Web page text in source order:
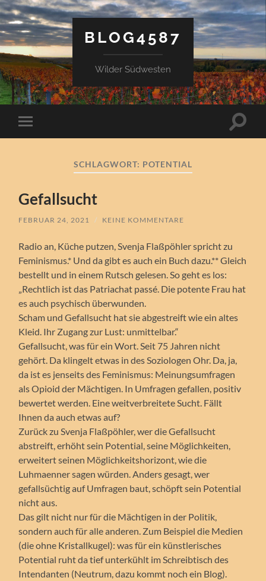
BLOG4587
Wilder Südwesten
Mobile-
Menü
SCHLAGWORT: POTENTIAL
Gefallsucht
FEBRUAR 24, 2021 / KEINE KOMMENTARE
Radio an, Küche putzen, Svenja Flaßpöhler spricht zu
Feminismus.* Und da gibt es auch ein Buch dazu.** Gleich
bestellt und in einem Rutsch gelesen. So geht es los:
„Rechtlich ist das Patriachat passé. Die potente Frau hat
es auch psychisch überwunden.
Scham und Gefallsucht hat sie abgestreift wie ein altes
Kleid. Ihr Zugang zur Lust: unmittelbar.“
Gefallsucht, was für ein Wort. Seit 75 Jahren nicht
gehört. Da klingelt etwas in des Soziologen Ohr. Da, ja,
da ist es jenseits des Feminismus: Meinungsumfragen
als Opioid der Mächtigen. In Umfragen gefallen, positiv
bewertet werden. Eine weitverbreitete Sucht. Fällt
Ihnen da auch etwas auf?
Zurück zu Svenja Flaßpöhler, wer die Gefallsucht
abstreift, erhöht sein Potential, seine Möglichkeiten,
erweitert seinen Möglichkeitshorizont, wie die
Luhmaenner sagen würden. Anders gesagt, wer
gefallsüchtig auf Umfragen baut, schöpft sein Potential
nicht aus.
Das gilt nicht nur für die Mächtigen in der Politik,
sondern auch für alle anderen. Zum Beispiel die Medien
(die ohne Kristallkugel): was für ein künstlerisches
Potential ruht da tief unterkühlt im Schreibtisch des
Intendanten (Neutrum, dazu kommt noch ein Blog).